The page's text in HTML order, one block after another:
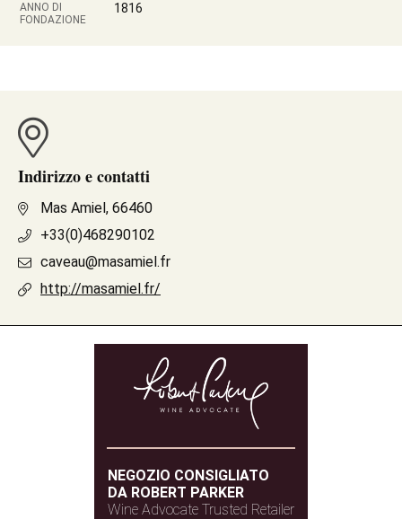
ANNO DI
FONDAZIONE
1816
Indirizzo e contatti
Mas Amiel, 66460
+33(0)468290102
caveau@masamiel.fr
http://masamiel.fr/
NEGOZIO CONSIGLIATO
DA ROBERT PARKER
Wine Advocate Trusted Retailer